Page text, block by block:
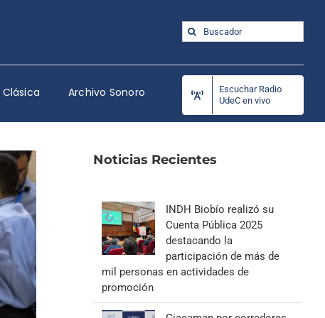
Buscar:
Archivo Sonoro
Escuchar Radio
UdeC en vivo
Noticias Recientes
INDH Biobío realizó su
Cuenta Pública 2025
destacando la
participación de más de
mil personas en actividades de
promoción